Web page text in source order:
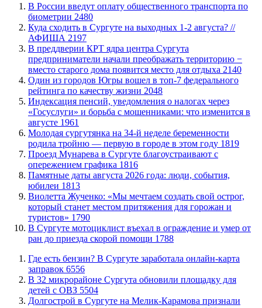
В России введут оплату общественного транспорта по
биометрии 2480
​Куда сходить в Сургуте на выходных 1-2 августа? //
АФИША 2197
​В преддверии КРТ ядра центра Сургута
предприниматели начали преображать территорию −
вместо старого дома появится место для отдыха 2140
Один из городов Югры вошел в топ-7 федерального
рейтинга по качеству жизни 2048
​Индексация пенсий, уведомления о налогах через
«Госуслуги» и борьба с мошенниками: что изменится в
августе 1961
Молодая сургутянка на 34-й неделе беременности
родила тройню — первую в городе в этом году 1819
​Проезд Мунарева в Сургуте благоустраивают с
опережением графика 1816
​Памятные даты августа 2026 года: люди, события,
юбилеи 1813
Виолетта Жученко: «Мы мечтаем создать свой острог,
который станет местом притяжения для горожан и
туристов» 1790
В Сургуте мотоциклист въехал в ограждение и умер от
ран до приезда скорой помощи 1788
​Где есть бензин? В Сургуте заработала онлайн-карта
заправок 6556
В 32 микрорайоне Сургута обновили площадку для
детей с ОВЗ 5504
​Долгострой в Сургуте на Мелик-Карамова признали